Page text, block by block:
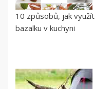
10 způsobů, jak využít
bazalku v kuchyni